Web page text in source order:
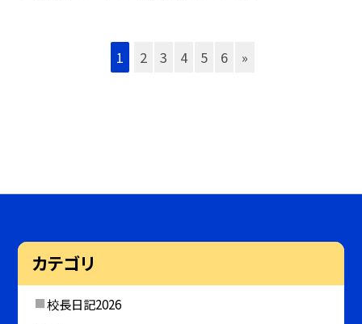
1 2 3 4 5 6 »
カテゴリ
校長日記2026